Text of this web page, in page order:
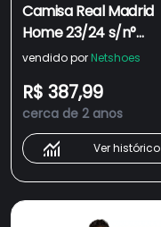
Camisa Real Madrid
Home 23/24 s/n°
Torcedor Adidas
vendido por Netshoes
R$ 387,99
cerca de 2 anos
Ver histórico